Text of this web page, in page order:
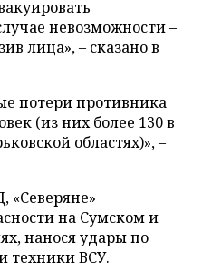
невозможности –
лица», – сказано в
потери противника
(из них более 130 в
областях)», –
«Северяне»
на Сумском и
нанося удары по
техники ВСУ.